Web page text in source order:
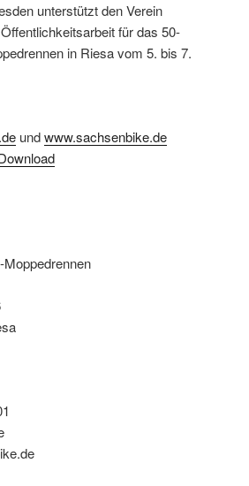
unterstützt den Verein
für das 50-
in Riesa vom 5. bis 7.
undwww.sachsenbike.de